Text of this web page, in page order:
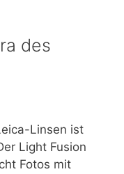
des
Linsen ist
Light Fusion
Fotos mit